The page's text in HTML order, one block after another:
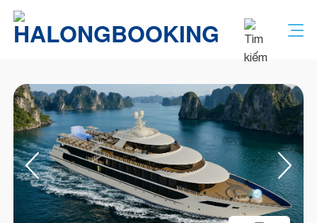
Bỏ
qua